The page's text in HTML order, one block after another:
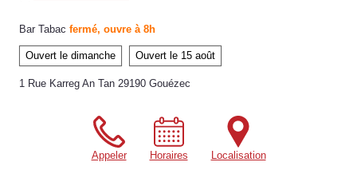
Bar Tabac fermé, ouvre à 8h
Ouvert le dimanche Ouvert le 15 août
1 Rue Karreg An Tan 29190 Gouézec
Appeler Horaires Localisation